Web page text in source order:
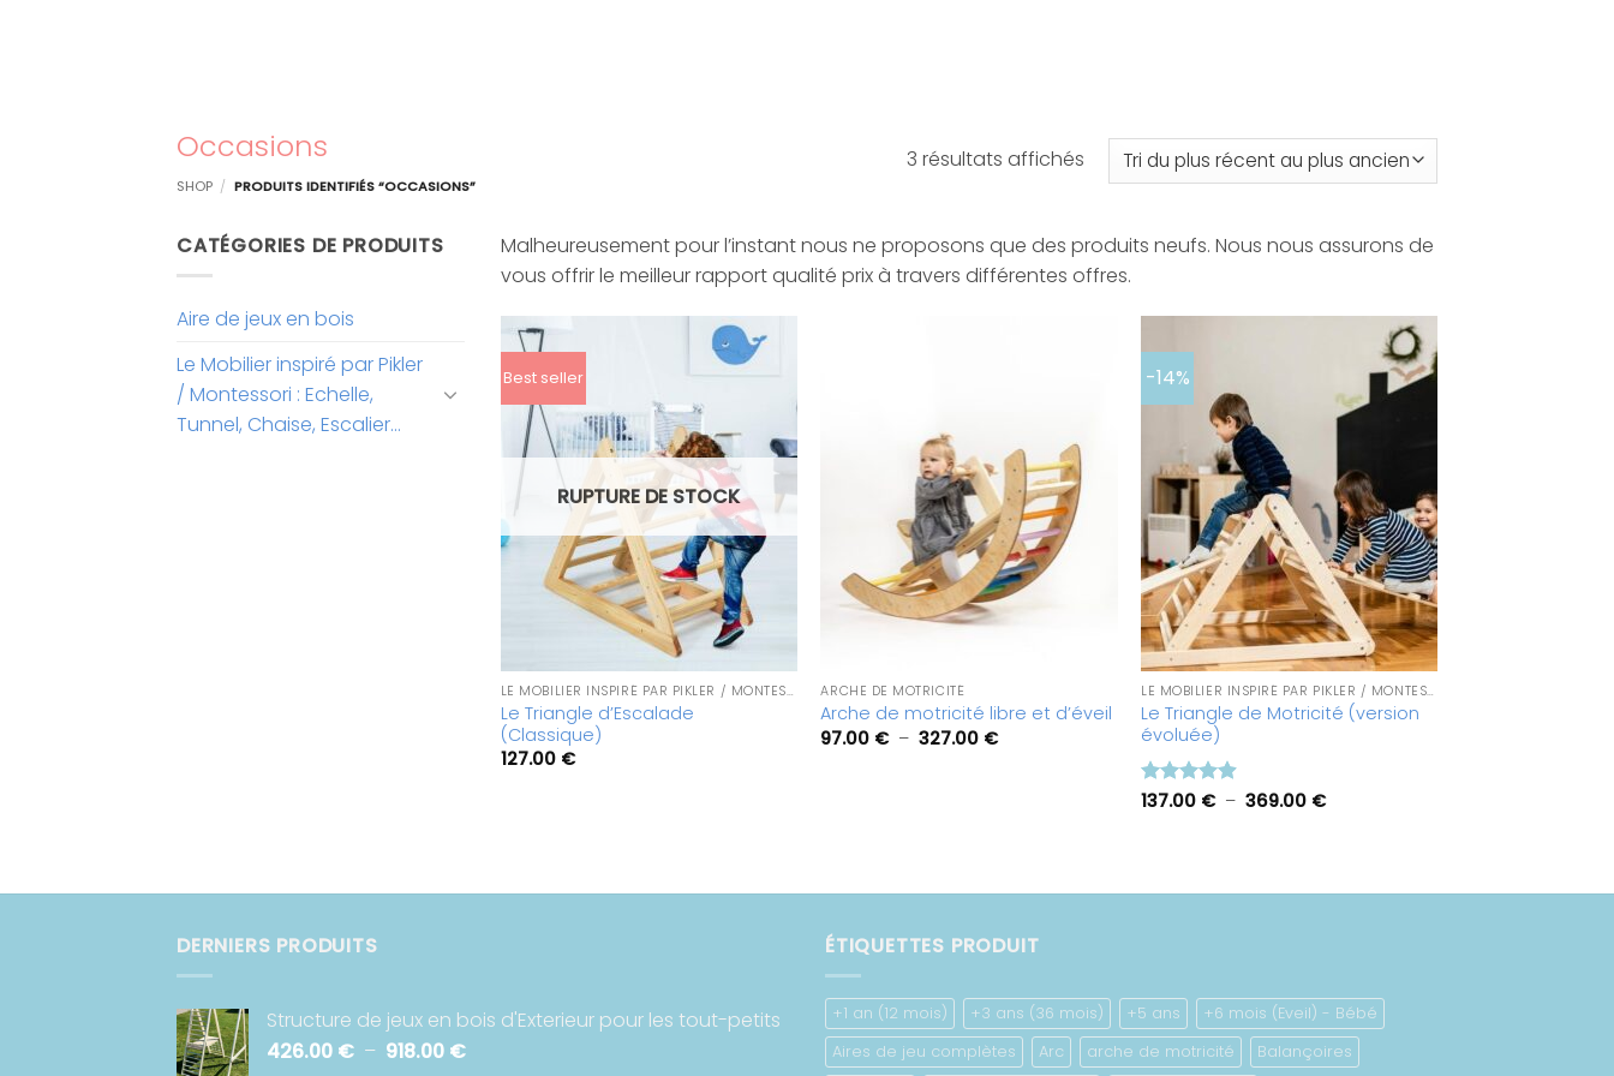
Occasions
SHOP / PRODUITS IDENTIFIÉS “OCCASIONS”
3 résultats affichésTrié
récent
au
CATÉGORIES DE PRODUITS
Aire de jeux en bois
Le Mobilier inspiré par Pikler
/ Montessori : Echelle,
Tunnel, Chaise, Escalier…
Malheureusement pour l’instant nous ne proposons que des produits neufs. Nous nous assurons de
vous offrir le meilleur rapport qualité prix à travers différentes offres.
Best seller
RUPTURE DE STOCK
LE MOBILIER INSPIRÉ PAR PIKLER / MONTESSORI : ECHELLE, TUNNEL, CHAISE, ESCALIER…
Le Triangle d’Escalade
(Classique)
127.00 €
ARCHE DE MOTRICITÉ
Arche de motricité libre et d’éveil
97.00 € – 327.00 €Plage
-14%
LE MOBILIER INSPIRÉ PAR PIKLER / MONTESSORI : ECHELLE, TUNNEL, CHAISE, ESCALIER…
Le Triangle de Motricité (version
évoluée)
Note4.86
137.00 € – 369.00 €Plage
DERNIERS PRODUITS
Structure de jeux en bois d'Exterieur pour les tout-petits
426.00 € – 918.00 €Plage
ÉTIQUETTES PRODUIT
+1 an (12 mois) +3 ans (36 mois) +5 ans
+6 mois (Eveil) - Bébé
Aires de jeu complètes
Arc arche de motricité
Balançoires